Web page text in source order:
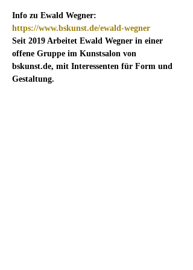
Info zu Ewald Wegner:
https://www.bskunst.de/ewald-wegner
Seit 2019 Arbeitet Ewald Wegner in einer
offene Gruppe im Kunstsalon von
bskunst.de, mit Interessenten für Form und
Gestaltung.